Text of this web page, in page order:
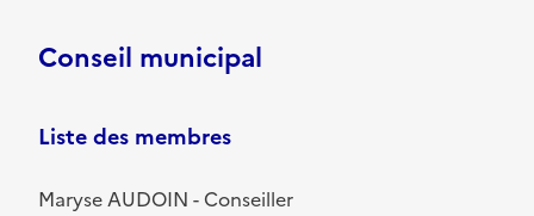
Conseil municipal
Liste des membres
Maryse AUDOIN - Conseiller